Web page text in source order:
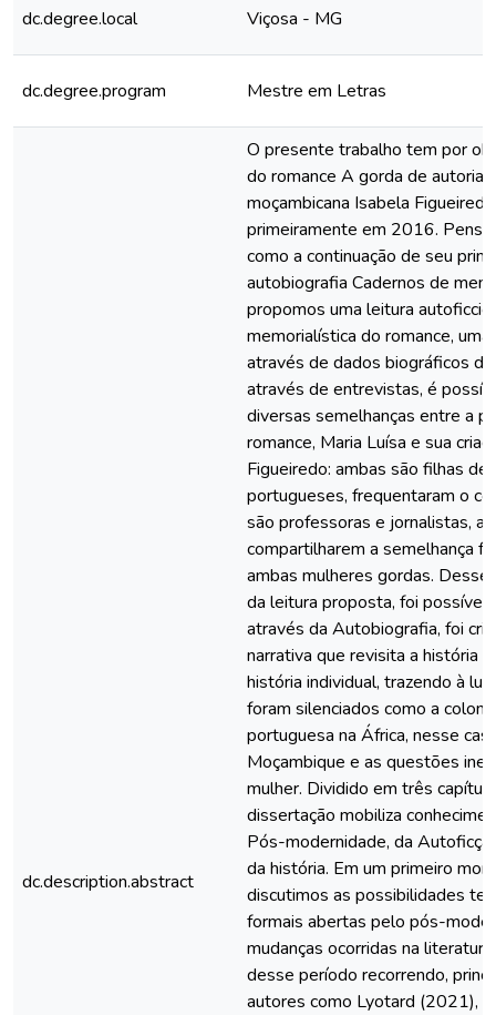
dc.degree.local Viçosa - MG
dc.degree.program Mestre em Letras
dc.description.abstract
O presente trabalho tem por
do romance A gorda de autoria
moçambicana Isabela
primeiramente em 2016.
como a continuação de seu
autobiografia Cadernos de
propomos uma leitura
memorialística do romance, uma
através de dados biográficos
através de entrevistas, é
diversas semelhanças entre a
romance, Maria Luísa e sua
Figueiredo: ambas são filhas de
portugueses, frequentaram o
são professoras e jornalistas,
compartilharem a semelhança
ambas mulheres gordas.
da leitura proposta, foi possível
através da Autobiografia, foi
narrativa que revisita a história
história individual, trazendo à
foram silenciados como a
portuguesa na África, nesse
Moçambique e as questões
mulher. Dividido em três
dissertação mobiliza
Pós-modernidade, da
da história. Em um primeiro
discutimos as possibilidades
formais abertas pelo pós-
mudanças ocorridas na
desse período recorrendo,
autores como Lyotard (2021),